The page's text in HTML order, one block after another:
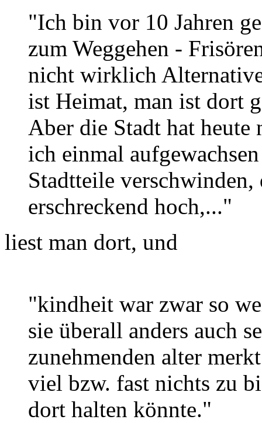
"Ich bin vor 10 Jahren
zum Weggehen -
nicht wirklich
ist Heimat, man ist dort
Aber die Stadt hat
ich einmal
Stadtteile
erschreckend hoch,..."
liest man dort, und
"kindheit war zwar so
sie überall anders auch
zunehmenden alter
viel bzw. fast nichts zu
dort halten könnte."